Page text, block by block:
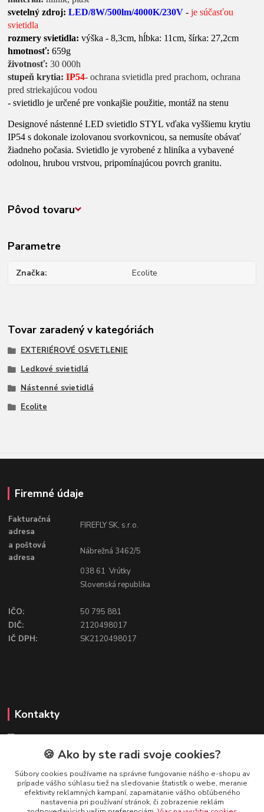
svetelný zdroj:LED/8W/500lm/4000K/230V -je súčasťou
svietidla
rozmery svietidla: výška - 8,3cm, hĺbka: 11cm, šírka: 27,2cm
hmotnosť:659g
životnosť:30 000h
stupeň krytia:IP54- ochrana svietidla pred prachom, ochrana
pred striekajúcou vodou
- svietidlo je určené pre vonkajšie použitie, montáž na stenu
Designové nástenné LED svietidlo STYLvďaka vyššiemu krytiu
IP54 s dokonale izolovanou svorkovnicou, sa nemusíte obávať
žiadneho počasia. Svietidlo je vyrobené z hliníka a vybavené
odolnou, hrubou vrstvou, pripomínajúcou povrch granitu.
Pôvod tovaru
Parametre
Značka Ecolite
Tovar zaradený v kategóriách
EXTERIÉROVÉ OSVETLENIE
Ledkové svietidlá
Nástenné svietidlá
Ecolite
Firemné údaje
Fakturačná
adresa
FIREFLY SK, s.r.o.
a poštová
adresa
Nábrežná 3462/5
038 61 Vrútky
Slovenská republika
IČO:
50 795 881
DIČ:
2120498017
IČ DPH:
SK2120498017
Kontakty
FIREFLY SHOP
Mgr. Ivana Kirschnerová
+421 918 763 777
🍪 Ako by ste radi svoje cookies?
Súbory cookies používame na správne fungovanie nášho e-shopu av
prípade vášho súhlasu tiež na sledovanie štatistík o webe, meranie
efektivity reklamných kampaní, zapamätanie vášho obľúbeného
nastavenia pri používaní stránok, či zobrazenie reklám